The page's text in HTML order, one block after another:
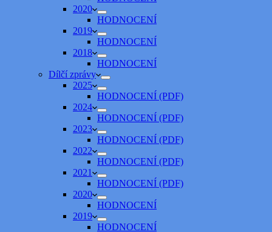
2020
HODNOCENÍ
2019
HODNOCENÍ
2018
HODNOCENÍ
Dílčí zprávy
2025
HODNOCENÍ (PDF)
2024
HODNOCENÍ (PDF)
2023
HODNOCENÍ (PDF)
2022
HODNOCENÍ (PDF)
2021
HODNOCENÍ (PDF)
2020
HODNOCENÍ
2019
HODNOCENÍ